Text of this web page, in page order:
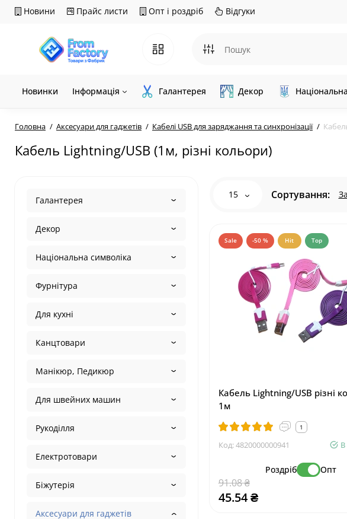
Новини Прайс листи Опт і роздріб Відгуки
Новинки Інформація Галантерея Декор
Головна Аксесуари для гаджетів Кабелі USB для заряджання та синхронізації
Кабель Lightning/USB (1м, різні кольори)
Галантерея
Декор
Національна символіка
Фурнітура
Для кухні
Канцтовари
Манікюр, Педикюр
Для швейних машин
Рукоділля
Електротовари
Біжутерія
Аксесуари для гаджетів
15 Сортування:
Sale -50 % Hit Top
Кабель Lightning/USB різні
1м
1
Код:4820000000941 В
Роздріб Опт
91.08 ₴
45.54 ₴